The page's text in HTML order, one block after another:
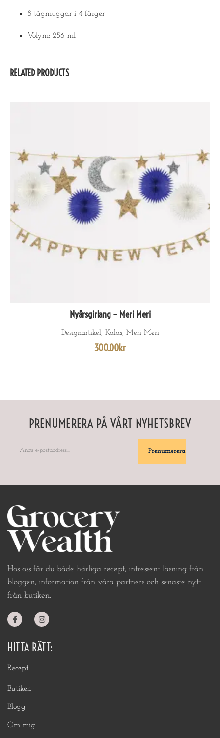
8 tågmuggar i 4 färger
Volym: 256 ml
RELATED PRODUCTS
LÄGG TILL I VARUKORG
Nyårsgirlang – Meri Meri
Designartikel, Kalas, Meri Meri
300.00kr
PRENUMERERA PÅ VÅRT NYHETSBREV
Hos oss får du både härliga recept, intressent läsning från
bloggen, information från våra partners och senaste nytt
från butiken.
HITTA RÄTT:
Recept
Butiken
Blogg
Om mig